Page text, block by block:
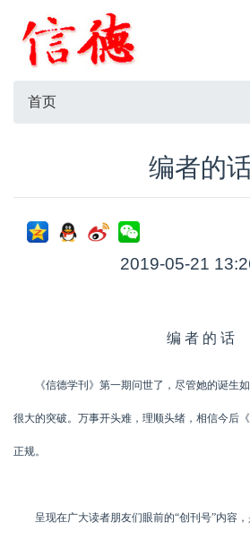
首页
编者的
2019-05-21
编 者 的 话
《信德学刊》第一期问世了，尽管她的诞生如
很大的突破。万事开头难，理顺头绪，相信今后
正规。
呈现在广大读者朋友们眼前的“创刊号”内容，